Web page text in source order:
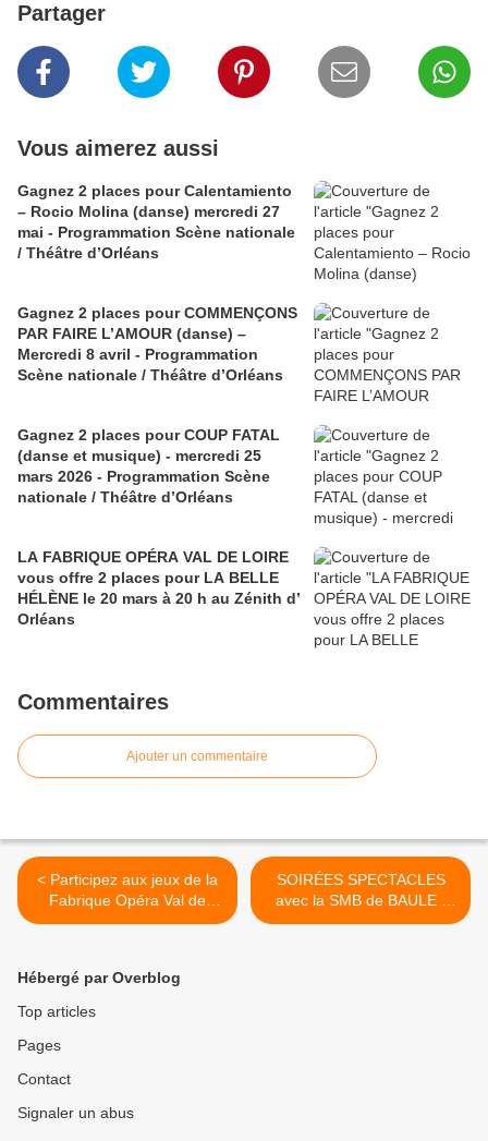
Partager
Vous aimerez aussi
Gagnez 2 places pour Calentamiento
– Rocio Molina (danse) mercredi 27
mai - Programmation Scène nationale
/ Théâtre d’Orléans
Gagnez 2 places pour COMMENÇONS
PAR FAIRE L’AMOUR (danse) –
Mercredi 8 avril - Programmation
Scène nationale / Théâtre d’Orléans
Gagnez 2 places pour COUP FATAL
(danse et musique) - mercredi 25
mars 2026 - Programmation Scène
nationale / Théâtre d’Orléans
LA FABRIQUE OPÉRA VAL DE LOIRE
vous offre 2 places pour LA BELLE
HÉLÈNE le 20 mars à 20 h au Zénith d’
Orléans
Commentaires
Ajouter un commentaire
< Participez aux jeux de la
Fabrique Opéra Val de
Loire – Premier rendez-
SOIRÉES SPECTACLES
avec la SMB de BAULE :
Musique - variétés - sketchs
Hébergé par Overblog
Top articles
Pages
Contact
Signaler un abus